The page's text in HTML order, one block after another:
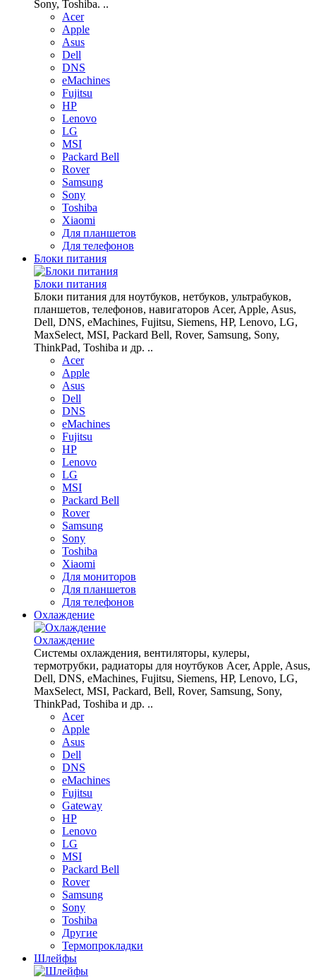
Sony, Toshiba. ..
Acer
Apple
Asus
Dell
DNS
eMachines
Fujitsu
HP
Lenovo
LG
MSI
Packard Bell
Rover
Samsung
Sony
Toshiba
Xiaomi
Для планшетов
Для телефонов
Блоки питания
Блоки питания
Блоки питания для ноутбуков, нетбуков, ультрабуков,
планшетов, телефонов, навигаторов Acer, Apple, Asus,
Dell, DNS, eMachines, Fujitsu, Siemens, HP, Lenovo, LG,
MaxSelect, MSI, Packard Bell, Rover, Samsung, Sony,
ThinkPad, Toshiba и др. ..
Acer
Apple
Asus
Dell
DNS
eMachines
Fujitsu
HP
Lenovo
LG
MSI
Packard Bell
Rover
Samsung
Sony
Toshiba
Xiaomi
Для мониторов
Для планшетов
Для телефонов
Охлаждение
Охлаждение
Системы охлаждения, вентиляторы, кулеры,
термотрубки, радиаторы для ноутбуков Acer, Apple, Asus,
Dell, DNS, eMachines, Fujitsu, Siemens, HP, Lenovo, LG,
MaxSelect, MSI, Packard, Bell, Rover, Samsung, Sony,
ThinkPad, Toshiba и др. ..
Acer
Apple
Asus
Dell
DNS
eMachines
Fujitsu
Gateway
HP
Lenovo
LG
MSI
Packard Bell
Rover
Samsung
Sony
Toshiba
Другие
Термопрокладки
Шлейфы